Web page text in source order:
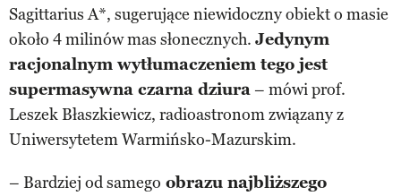
Sagittarius A*, sugerujące niewidoczny obiekt o masie
około 4 milinów mas słonecznych. Jedynym
racjonalnym wytłumaczeniem tego jest
supermasywna czarna dziura– mówi prof.
Leszek Błaszkiewicz, radioastronom związany z
Uniwersytetem Warmińsko-Mazurskim.
– Bardziej od samego obrazu najbliższego